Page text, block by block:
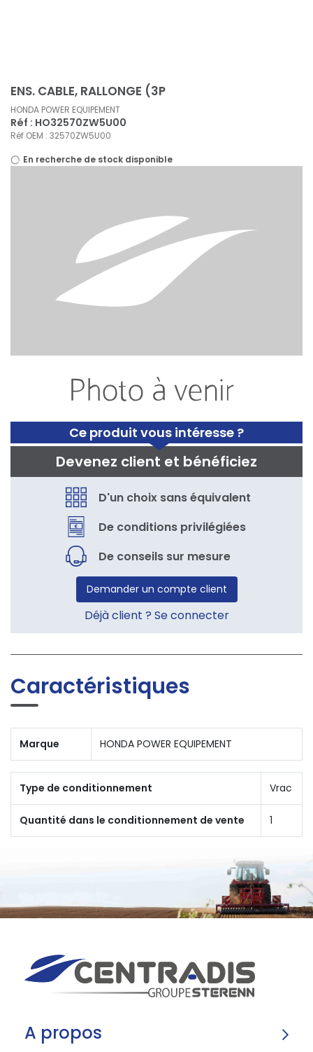
Ce produit vous intéresse ?
Devenez client et bénéficiez
D'un choix sans équivalent
De conditions privilégiées
De conseils sur mesure
Demander un compte client
Déjà client ? Se connecter
ENS. CABLE, RALLONGE (3P
HONDA POWER EQUIPEMENT
Réf : HO32570ZW5U00
Réf OEM : 32570ZW5U00
En recherche de stock disponible
Caractéristiques
Marque HONDA POWER EQUIPEMENT
Type de conditionnement Vrac
Quantité dans le conditionnement de vente 1
A propos